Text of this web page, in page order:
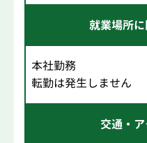
就業場所
本社勤務
転勤は発生しません
交通・